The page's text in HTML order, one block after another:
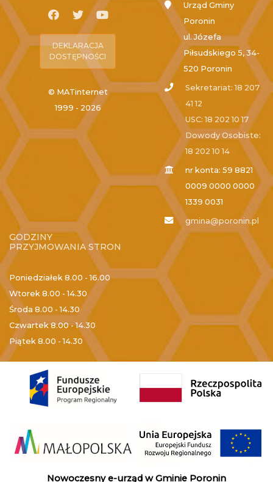
DEKLARACJA
DOSTĘPNOŚCI
© MATinternet
1999 - 2026
Urząd Gminy
Poronin
ul. Józefa
Piłsudskiego 5, 34-
520 Poronin
Sekretariat: 18 207
41 12
USC: 18 202 10 17
Dowody Osobiste:
18 202 10 14
nr konta: 59 8821
0009 0000 0000
1339 0031
gmina@poronin.pl
GODZINY
PRZYJMOWANIA STRON
Poniedziałek 8.00 - 16.00
Wtorek 8.00 - 14.30
Środa 8.00 - 14.30
Czwartek8.00 - 14.30
Piątek 8.00 - 14.30
Nowoczesny e-urząd w Gminie Poronin